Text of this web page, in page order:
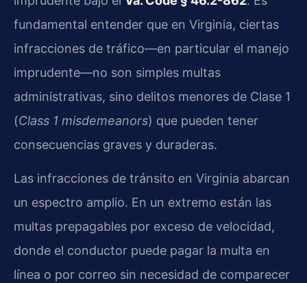
fundamental entender que en Virginia, ciertas
infracciones de tráfico—en particular el manejo
imprudente—no son simples multas
administrativas, sino delitos menores de Clase 1
(Class 1 misdemeanors) que pueden tener
consecuencias graves y duraderas.
Las infracciones de tránsito en Virginia abarcan
un espectro amplio. En un extremo están las
multas prepagables por exceso de velocidad,
donde el conductor puede pagar la multa en
línea o por correo sin necesidad de comparecer